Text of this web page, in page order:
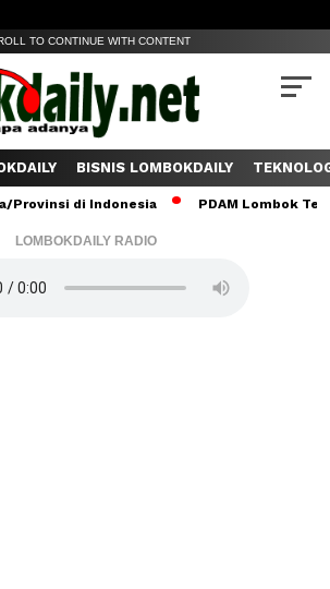
TO CONTINUE WITH CONTENT
BISNIS LOMBOKDAILY
di Indonesia PDAM Lombok Tengah
LOMBOKDAILY RADIO